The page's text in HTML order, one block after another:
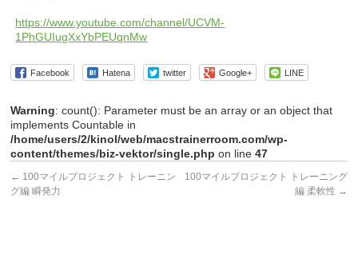
https://www.youtube.com/channel/UCVM-
1PhGUIugXxYbPEUqnMw
Facebook Hatena twitter Google+ LINE
Warning: count(): Parameter must be an array or an object that
implements Countable in
/home/users/2/kinol/web/macstrainerroom.com/wp-
content/themes/biz-vektor/single.php on line47
← 100マイルプロジェクト トレーニン
グ編 瞬発力
100マイルプロジェクト トレーニング
編 柔軟性 →